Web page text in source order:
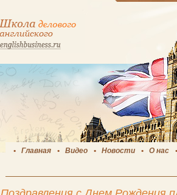
Главная Видео Новости О нас